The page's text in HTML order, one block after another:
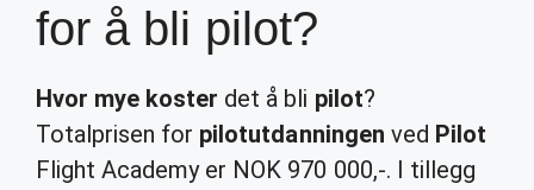
for å bli pilot?
Hvor mye koster det å bli pilot?
Totalprisen for pilotutdanningen ved Pilot
Flight Academy er NOK 970 000,-. I tillegg